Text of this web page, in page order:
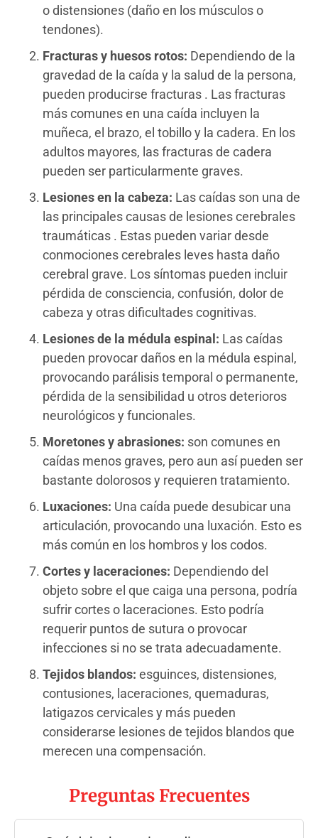
o distensiones (daño en los músculos o
tendones).
Fracturas y huesos rotos: Dependiendo de la
gravedad de la caída y la salud de la persona,
pueden producirse fracturas . Las fracturas
más comunes en una caída incluyen la
muñeca, el brazo, el tobillo y la cadera. En los
adultos mayores, las fracturas de cadera
pueden ser particularmente graves.
Lesiones en la cabeza: Las caídas son una de
las principales causas de lesiones cerebrales
traumáticas . Estas pueden variar desde
conmociones cerebrales leves hasta daño
cerebral grave. Los síntomas pueden incluir
pérdida de consciencia, confusión, dolor de
cabeza y otras dificultades cognitivas.
Lesiones de la médula espinal: Las caídas
pueden provocar daños en la médula espinal,
provocando parálisis temporal o permanente,
pérdida de la sensibilidad u otros deterioros
neurológicos y funcionales.
Moretones y abrasiones: son comunes en
caídas menos graves, pero aun así pueden ser
bastante dolorosos y requieren tratamiento.
Luxaciones: Una caída puede desubicar una
articulación, provocando una luxación. Esto es
más común en los hombros y los codos.
Cortes y laceraciones: Dependiendo del
objeto sobre el que caiga una persona, podría
sufrir cortes o laceraciones. Esto podría
requerir puntos de sutura o provocar
infecciones si no se trata adecuadamente.
Tejidos blandos: esguinces, distensiones,
contusiones, laceraciones, quemaduras,
latigazos cervicales y más pueden
considerarse lesiones de tejidos blandos que
merecen una compensación.
Preguntas Frecuentes